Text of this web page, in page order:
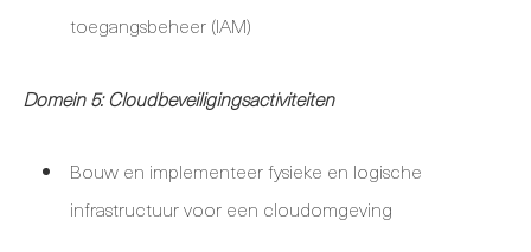
toegangsbeheer (IAM)
Domein 5: Cloudbeveiligingsactiviteiten
Bouw en implementeer fysieke en logische
infrastructuur voor een cloudomgeving